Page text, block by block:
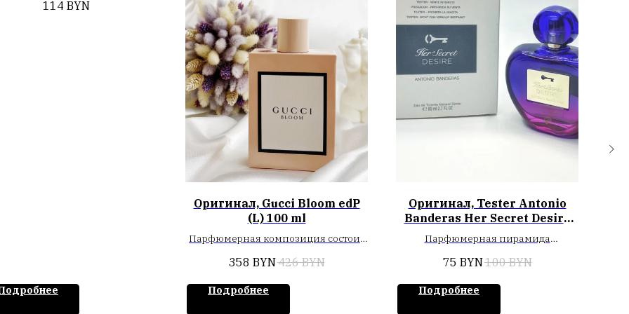
114 BYN
Оригинал, Gucci Bloom edP
(L) 100 ml
Парфюмерная композиция состоит
самбак и пьянящей, бархатисто-
медовой туберозы, которые
гармонично дополняются дымным
358 BYN426 BYN
Подробнее
Оригинал, Tester Antonio
Banderas Her Secret Desire
Парфюмерная пирамида
бергамота в сочетании с сочной
малиной. В сердце звучит
цветочный букет из жасмина
75 BYN100 BYN
Подробнее